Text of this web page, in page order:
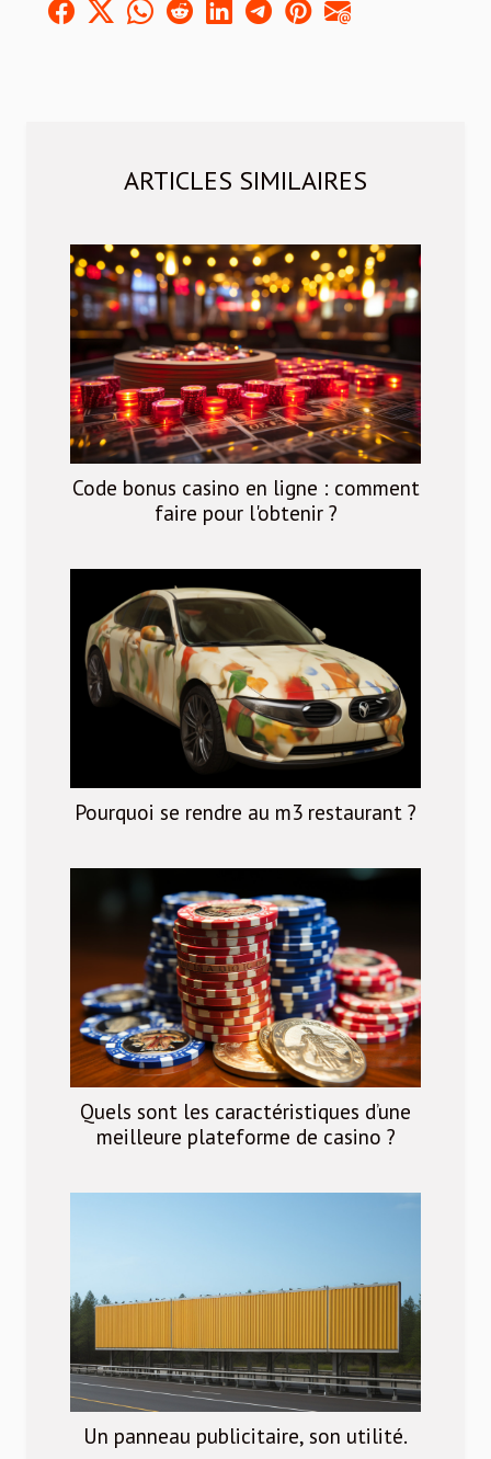
ARTICLES SIMILAIRES
Code bonus casino en ligne : comment
faire pour l'obtenir ?
Pourquoi se rendre au m3 restaurant ?
Quels sont les caractéristiques d’une
meilleure plateforme de casino ?
Un panneau publicitaire, son utilité.